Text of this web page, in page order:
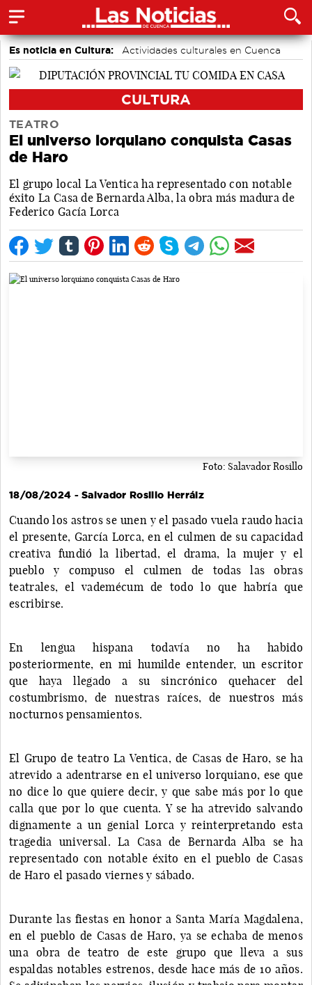
Es noticia en Cultura: Actividades culturales en Cuenca
CULTURA
TEATRO
El universo lorquiano conquista Casas
de Haro
El grupo local La Ventica ha representado con notable
éxito La Casa de Bernarda Alba, la obra más madura de
Federico Gacía Lorca
Foto: Salavador Rosillo
18/08/2024 - Salvador Rosillo Herráiz
Cuando los astros se unen y el pasado vuela raudo hacia
el presente, García Lorca, en el culmen de su capacidad
creativa fundió la libertad, el drama, la mujer y el
pueblo y compuso el culmen de todas las obras
teatrales, el vademécum de todo lo que habría que
escribirse.
En lengua hispana todavía no ha habido
posteriormente, en mi humilde entender, un escritor
que haya llegado a su sincrónico quehacer del
costumbrismo, de nuestras raíces, de nuestros más
nocturnos pensamientos.
El Grupo de teatro La Ventica, de Casas de Haro, se ha
atrevido a adentrarse en el universo lorquiano, ese que
no dice lo que quiere decir, y que sabe más por lo que
calla que por lo que cuenta. Y se ha atrevido salvando
dignamente a un genial Lorca y reinterpretando esta
tragedia universal. La Casa de Bernarda Alba se ha
representado con notable éxito en el pueblo de Casas
de Haro el pasado viernes y sábado.
Durante las fiestas en honor a Santa María Magdalena,
en el pueblo de Casas de Haro, ya se echaba de menos
una obra de teatro de este grupo que lleva a sus
espaldas notables estrenos, desde hace más de 10 años.